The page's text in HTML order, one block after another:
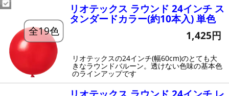
全19色
リオテックス ラウンド 24インチ ス
タンダードカラー(約10本入) 単色
1,425円
リオテックスの24インチ(幅60cm)のとても大
きなラウンドバルーン。透けない色味の基本色
のラインアップです